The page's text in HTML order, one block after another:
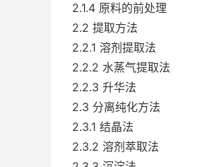
2.1.4 原料的前处理
2.2 提取方法
2.2.1 溶剂提取法
2.2.2 水蒸气提取法
2.2.3 升华法
2.3 分离纯化方法
2.3.1 结晶法
2.3.2 溶剂萃取法